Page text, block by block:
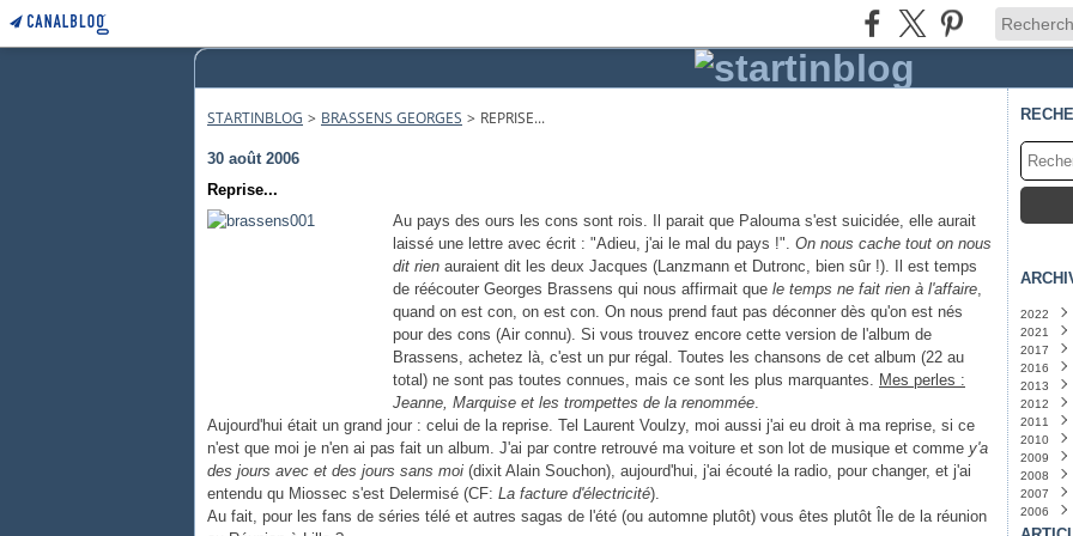
STARTINBLOG > BRASSENS GEORGES > REPRISE...
30 août 2006
Reprise...
Au pays des ours les cons sont rois. Il parait que Palouma s'est suicidée, elle aurait
laissé une lettre avec écrit : "Adieu, j'ai le mal du pays !". On nous cache tout on nous
dit rien auraient dit les deux Jacques (Lanzmann et Dutronc, bien sûr !). Il est temps
de réécouter Georges Brassens qui nous affirmait que le temps ne fait rien à l'affaire,
quand on est con, on est con. On nous prend faut pas déconner dès qu'on est nés
pour des cons (Air connu). Si vous trouvez encore cette version de l'album de
Brassens, achetez là, c'est un pur régal. Toutes les chansons de cet album (22 au
total) ne sont pas toutes connues, mais ce sont les plus marquantes. Mes perles :
Jeanne, Marquise et les trompettes de la renommée.
Aujourd'hui était un grand jour : celui de la reprise. Tel Laurent Voulzy, moi aussi j'ai eu droit à ma reprise, si ce
n'est que moi je n'en ai pas fait un album. J'ai par contre retrouvé ma voiture et son lot de musique et comme y'a
des jours avec et des jours sans moi (dixit Alain Souchon), aujourd'hui, j'ai écouté la radio, pour changer, et j'ai
entendu qu Miossec s'est Delermisé (CF: La facture d'électricité).
Au fait, pour les fans de séries télé et autres sagas de l'été (ou automne plutôt) vous êtes plutôt Île de la réunion
2022
Juin
Mars
2021
Juillet
Juin
2017
Mars
2016
2013
Juin
2012
Juillet
2011
Juillet
Juin
2010
2009
Juillet
2008
2007
2006